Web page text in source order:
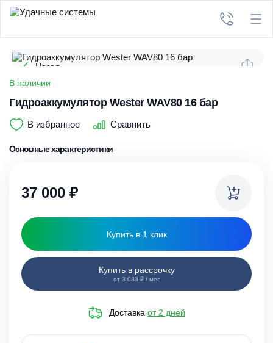
Назад
В наличии
Гидроаккумулятор Wester WAV80 16 бар
В избранное Сравнить
Основные характеристики
37 000 ₽
Купить в 1 клик
Купить в рассрочку
от 3 083 ₽ / мес
Доставка от 2 дней